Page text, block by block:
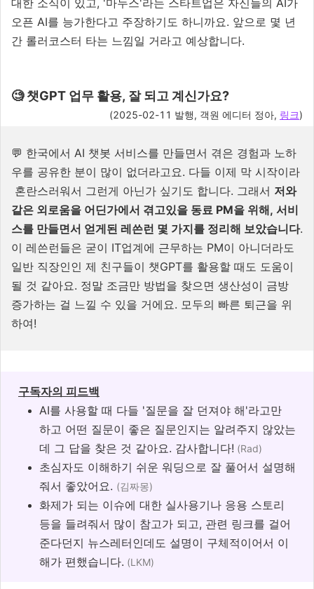
대한 소식이 있고, '마누스'라는 스타트업은 자신들의 AI가
오픈 AI를 능가한다고 주장하기도 하니까요. 앞으로 몇 년
간 롤러코스터 타는 느낌일 거라고 예상합니다.
🧐 챗GPT 업무 활용, 잘 되고 계신가요?
(2025-02-11 발행, 객원 에디터 정아, 링크)
💬 한국에서 AI 챗봇 서비스를 만들면서 겪은 경험과 노하
우를 공유한 분이 많이 없더라고요. 다들 이제 막 시작이라
혼란스러워서 그런게 아닌가 싶기도 합니다. 그래서 저와
같은 외로움을 어딘가에서 겪고있을 동료 PM을 위해, 서비
스를 만들면서 얻게된 레쓴런 몇 가지를 정리해 보았습니다.
이 레쓴런들은 굳이 IT업계에 근무하는 PM이 아니더라도
일반 직장인인 제 친구들이 챗GPT를 활용할 때도 도움이
될 것 같아요. 정말 조금만 방법을 찾으면 생산성이 금방
증가하는 걸 느낄 수 있을 거에요. 모두의 빠른 퇴근을 위
하여!
구독자의 피드백
AI를 사용할 때 다들 '질문을 잘 던져야 해'라고만
하고 어떤 질문이 좋은 질문인지는 알려주지 않았는
데 그 답을 찾은 것 같아요. 감사합니다! (Rad)
초심자도 이해하기 쉬운 워딩으로 잘 풀어서 설명해
줘서 좋았어요. (김짜몽)
화제가 되는 이슈에 대한 실사용기나 응용 스토리
등을 들려줘서 많이 참고가 되고, 관련 링크를 걸어
준다던지 뉴스레터인데도 설명이 구체적이어서 이
해가 편했습니다. (LKM)